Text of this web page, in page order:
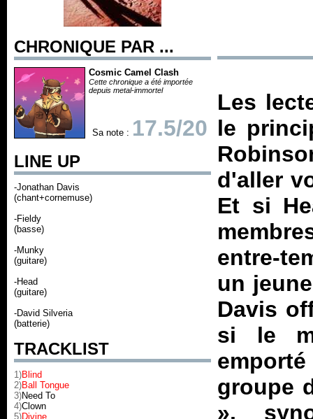
CHRONIQUE PAR ...
Cosmic Camel Clash
Cette chronique a été importée
depuis metal-immortel
Sa note : 17.5/20
LINE UP
-Jonathan Davis
(chant+cornemuse)
-Fieldy
(basse)
-Munky
(guitare)
-Head
(guitare)
-David Silveria
(batterie)
TRACKLIST
1)Blind
2)Ball Tongue
3)Need To
4)Clown
5)Divine
Les
le
d'aller
Et si
entre-
un
Davis
si le
groupe
»,